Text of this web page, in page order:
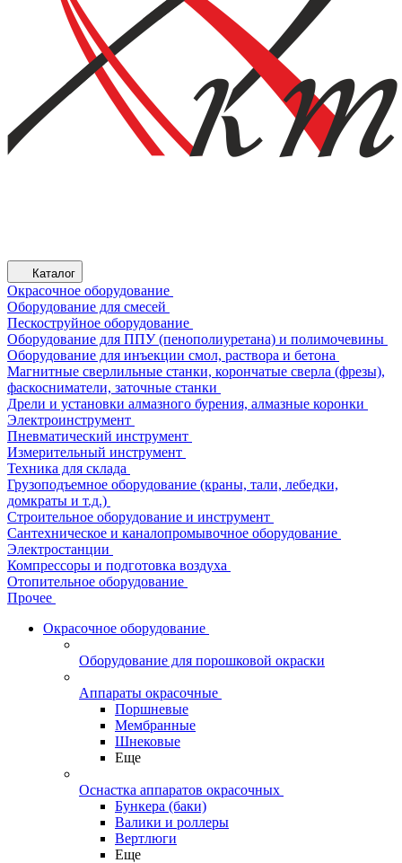
Каталог
Окрасочное оборудование
Оборудование для смесей
Пескоструйное оборудование
Оборудование для ППУ (пенополиуретана) и полимочевины
Оборудование для инъекции смол, раствора и бетона
Магнитные сверлильные станки, корончатые сверла (фрезы),
фаскосниматели, заточные станки
Дрели и установки алмазного бурения, алмазные коронки
Электроинструмент
Пневматический инструмент
Измерительный инструмент
Техника для склада
Грузоподъемное оборудование (краны, тали, лебедки,
домкраты и т.д.)
Строительное оборудование и инструмент
Сантехническое и каналопромывочное оборудование
Электростанции
Компрессоры и подготовка воздуха
Отопительное оборудование
Прочее
Окрасочное оборудование
Оборудование для порошковой окраски
Аппараты окрасочные
Поршневые
Мембранные
Шнековые
Еще
Оснастка аппаратов окрасочных
Бункера (баки)
Валики и роллеры
Вертлюги
Еще